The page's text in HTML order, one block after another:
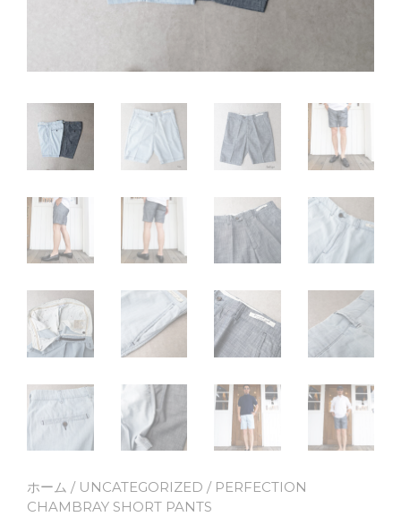
ホーム / UNCATEGORIZED / PERFECTION
CHAMBRAY SHORT PANTS